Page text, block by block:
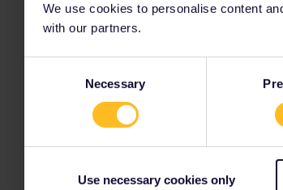
We use cookies to personalise content
with our partners.
Necessary
Use necessary cookies only